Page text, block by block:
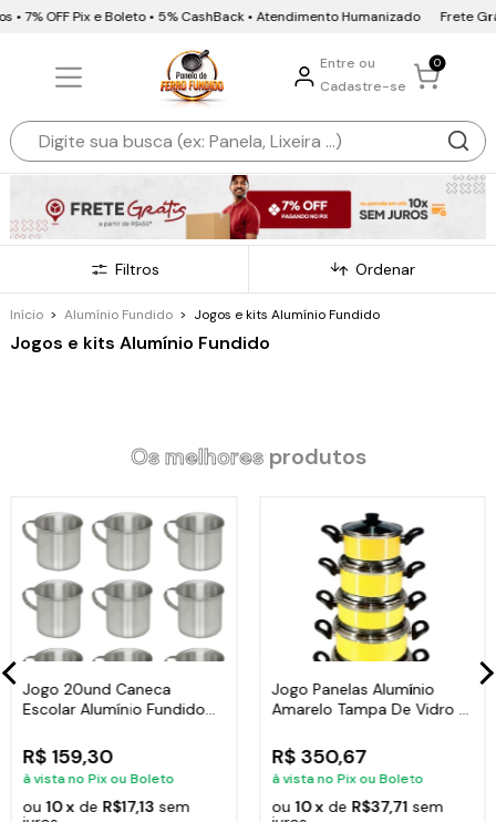
Pix e Boleto • 5% CashBack • Atendimento Humanizado Frete Grátis •
Entre ou
Cadastre-se
0
Filtros Ordenar
Início > Alumínio Fundido > Jogos e kits Alumínio Fundido
Jogos e kits Alumínio Fundido
Os melhoresprodutos
Jogo 20und Caneca
Escolar Alumínio Fundido
R$ 159,30
à vista no Pix ou Boleto
ou10 x de R$17,13 sem
Jogo Panelas Alumínio
Amarelo Tampa De Vidro 5
R$ 350,67
à vista no Pix ou Boleto
ou 10 x de R$37,71 sem